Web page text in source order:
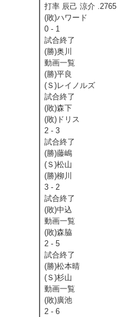
打率 辰己 涼介 .2765
(敗)ハワード
0 - 1
試合終了
(勝)奥川
動画一覧
(勝)平良
(Ｓ)レイノルズ
試合終了
(敗)森下
(敗)ドリス
2 - 3
試合終了
(勝)藤嶋
(Ｓ)松山
(勝)柳川
3 - 2
試合終了
(敗)中込
動画一覧
(敗)森脇
2 - 5
試合終了
(勝)松本晴
(Ｓ)杉山
動画一覧
(敗)廣池
2 - 6